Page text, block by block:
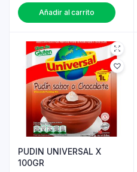
Añadir al carrito
PUDIN UNIVERSAL X
100GR